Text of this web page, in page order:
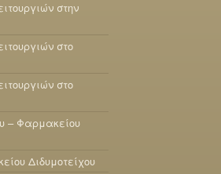
στην
στο
στο
– Φαρμακείου
Διδυμοτείχου